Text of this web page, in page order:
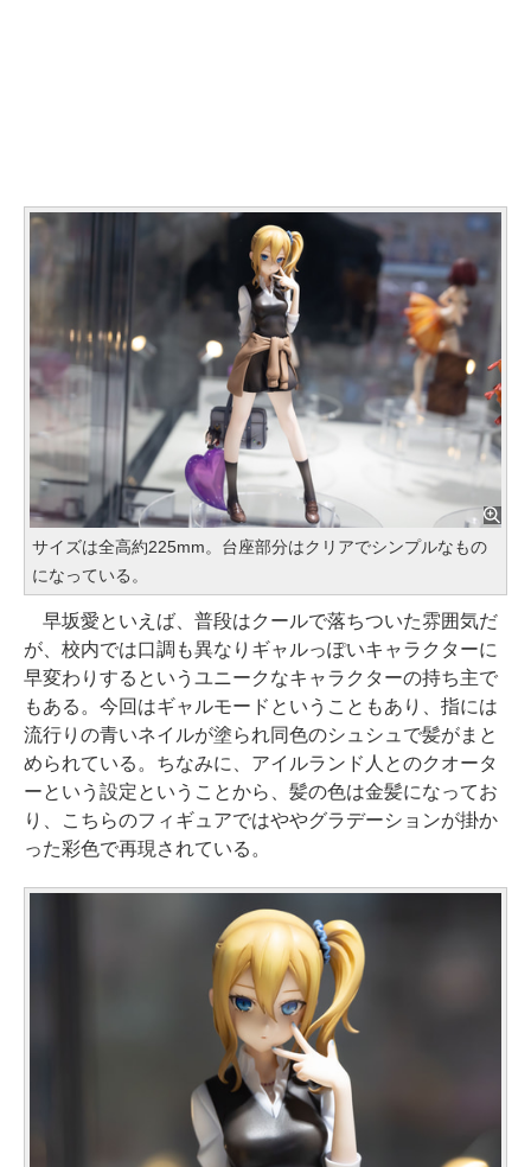
サイズは全高約225mm。台座部分はクリアでシンプルなもの
になっている。
早坂愛といえば、普段はクールで落ちついた雰囲気だ
が、校内では口調も異なりギャルっぽいキャラクターに
早変わりするというユニークなキャラクターの持ち主で
もある。今回はギャルモードということもあり、指には
流行りの青いネイルが塗られ同色のシュシュで髪がまと
められている。ちなみに、アイルランド人とのクオータ
ーという設定ということから、髪の色は金髪になってお
り、こちらのフィギュアではややグラデーションが掛か
った彩色で再現されている。